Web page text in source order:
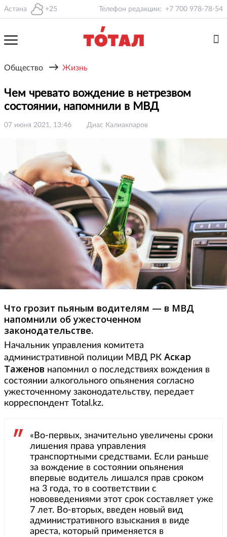
Астана +25 Телефон редакции: +7 700 978-78-54
Общество → Жизнь
Чем чревато вождение в нетрезвом
состоянии, напомнили в МВД
07 июня 2021, 13:46 Диас Калиакпаров
Что грозит пьяным водителям — в МВД
напомнили об ужесточенном
законодательстве.
Начальник управления комитета
административной полиции МВД РК Аскар
Таженов напомнил о последствиях вождения в
состоянии алкогольного опьянения согласно
ужесточенному законодательству, передает
корреспондент Total.kz.
«Во-первых, значительно увеличены сроки
лишения права управления
транспортными средствами. Если раньше
за вождение в состоянии опьянения
впервые водитель лишался прав сроком
на 3 года, то в соответствии с
нововведениями этот срок составляет уже
7 лет. Во-вторых, введен новый вид
административного взыскания в виде
ареста, который применяется в